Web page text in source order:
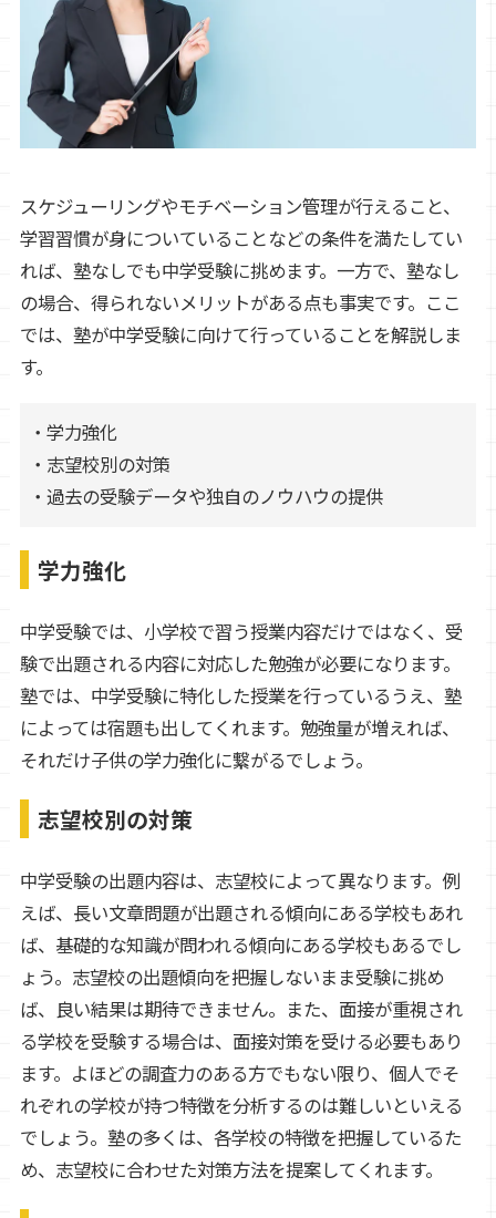
スケジューリングやモチベーション管理が行えること、
学習習慣が身についていることなどの条件を満たしてい
れば、塾なしでも中学受験に挑めます。一方で、塾なし
の場合、得られないメリットがある点も事実です。ここ
では、塾が中学受験に向けて行っていることを解説しま
す。
・学力強化
・志望校別の対策
・過去の受験データや独自のノウハウの提供
学力強化
中学受験では、小学校で習う授業内容だけではなく、受
験で出題される内容に対応した勉強が必要になります。
塾では、中学受験に特化した授業を行っているうえ、塾
によっては宿題も出してくれます。勉強量が増えれば、
それだけ子供の学力強化に繋がるでしょう。
志望校別の対策
中学受験の出題内容は、志望校によって異なります。例
えば、長い文章問題が出題される傾向にある学校もあれ
ば、基礎的な知識が問われる傾向にある学校もあるでし
ょう。志望校の出題傾向を把握しないまま受験に挑め
ば、良い結果は期待できません。また、面接が重視され
る学校を受験する場合は、面接対策を受ける必要もあり
ます。よほどの調査力のある方でもない限り、個人でそ
れぞれの学校が持つ特徴を分析するのは難しいといえる
でしょう。塾の多くは、各学校の特徴を把握しているた
め、志望校に合わせた対策方法を提案してくれます。